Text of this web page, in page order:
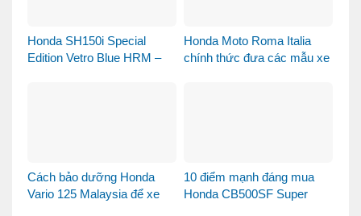
Honda SH150i Special
Edition Vetro Blue HRM –
Honda Moto Roma Italia
chính thức đưa các mẫu xe
Cách bảo dưỡng Honda
Vario 125 Malaysia để xe
10 điểm mạnh đáng mua
Honda CB500SF Super